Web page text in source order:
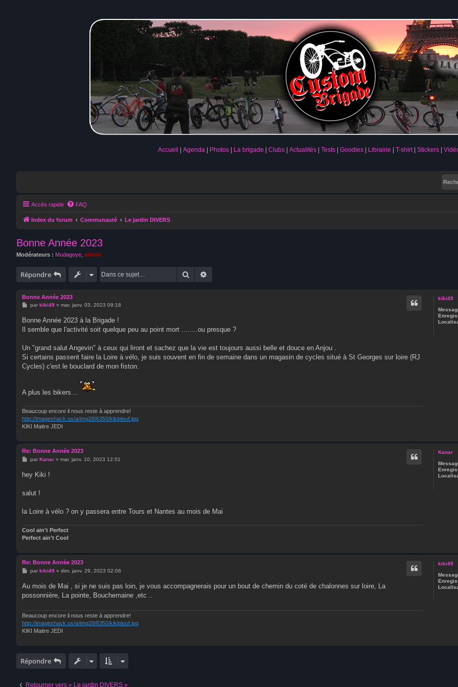
Accueil Agenda Photos La brigade Clubs Actualités Tests Goodies Librairie T-shirt Stickers
Accès rapide FAQ
Index du forum Communauté Le jardin DIVERS
Bonne Année 2023
Modérateurs : Mudagoye admin
Répondre Rechercher
kiki49
Bonne Année 2023
M
s
a
par kiki49» mar. janv. 03, 2023 09:18
Bonne Année 2023 à la Brigade !
Il semble que l'activité soit quelque peu au point mort ........ou presque ?
Un "grand salut Angevin" à ceux qui liront et sachez que la vie est toujours aussi belle et douce en Anjou .
Si certains passent faire la Loire à vélo, je suis souvent en fin de semaine dans un magasin de cycles situé à St Georges sur loire (RJ
Cycles) c'est le bouclard de mon fiston.
A plus les bikers...
Beaucoup encore il nous reste à apprendre!
http://imageshack.us/a/img28/6350/kikiplouf.jpg
KIKI Maitre JEDI
Kanar
Re: Bonne Année 2023
M
s
g
e
par Kanar» mar. janv. 10, 2023 12:51
hey Kiki !
salut !
la Loire à vélo ? on y passera entre Tours et Nantes au mois de Mai
Cool ain't Perfect
Perfect ain't Cool
kiki49
Re: Bonne Année 2023
M
s
a
par kiki49» dim. janv. 29, 2023 02:06
Au mois de Mai , si je ne suis pas loin, je vous accompagnerais pour un bout de chemin du coté de chalonnes sur loire, La
possonniére, La pointe, Bouchemaine ,etc ..
Beaucoup encore il nous reste à apprendre!
http://imageshack.us/a/img28/6350/kikiplouf.jpg
KIKI Maitre JEDI
Répondre
Retourner vers « Le jardin DIVERS »